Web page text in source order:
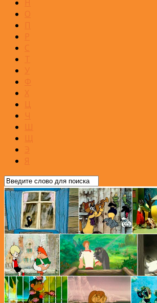
Н
О
П
Р
С
Т
У
Ф
Х
Ц
Ч
Ш
Щ
Э
Я